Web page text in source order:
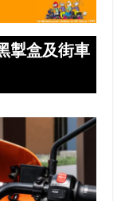
掣盒及街車